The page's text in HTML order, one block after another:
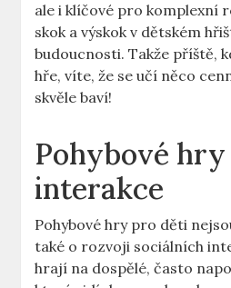
ale i klíčové pro komplexní
skok a výskok v dětském
budoucnosti. Takže příště,
hře, víte, že se učí něco
skvěle baví!
Pohybové
interakce
Pohybové hry pro děti
také o rozvoji sociálních
hrají na dospělé, často